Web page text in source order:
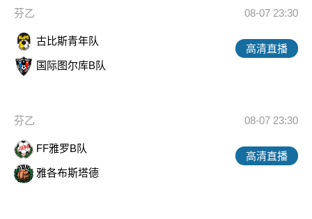
芬乙 08-07 23:30
古比斯青年队
国际图尔库B队
高清直播
芬乙 08-07 23:30
FF雅罗B队
雅各布斯塔德
高清直播